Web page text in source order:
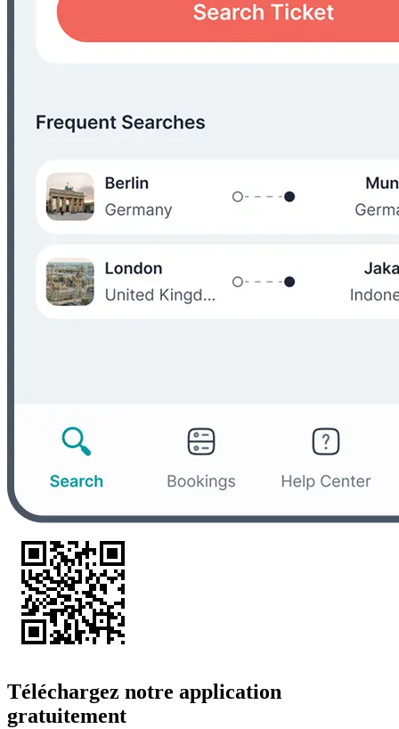
Téléchargez notre application
gratuitement